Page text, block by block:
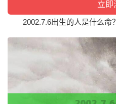
2002.7.6出生的人是什么命？